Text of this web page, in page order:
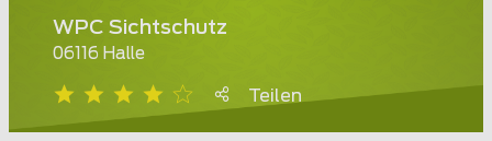
WPC Sichtschutz
06116 Halle
Teilen